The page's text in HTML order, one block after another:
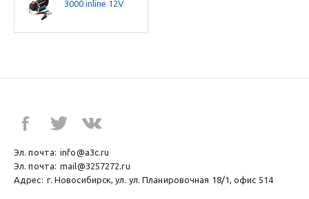
3000 inline 12V
Эл. почта: info@a3c.ru
Эл. почта: mail@3257272.ru
Адрес: г. Новосибирск, ул. ул. Планировочная 18/1, офис 514